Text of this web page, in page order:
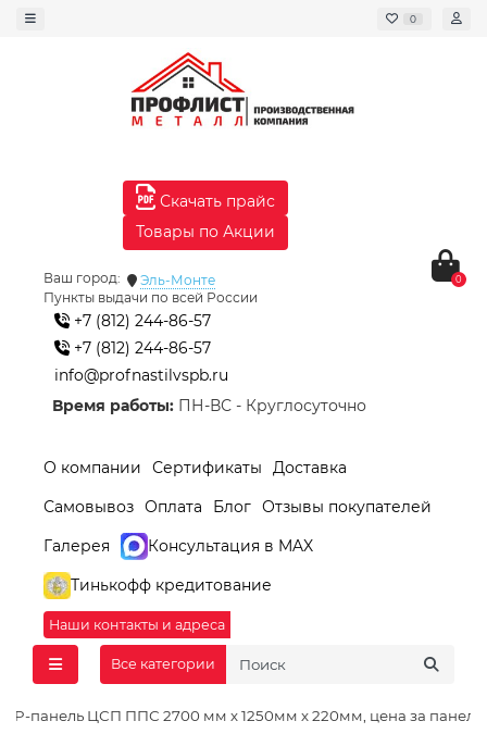
0
Скачать прайс
Товары по Акции
Ваш город:
Эль-Монте
Пункты выдачи по всей России
+7 (812) 244-86-57
+7 (812) 244-86-57
info@profnastilvspb.ru
Время работы: ПН-ВС - Круглосуточно
0
О компании Сертификаты
Доставка
Самовывоз Оплата Блог Отзывы покупателей
Галерея
Консультация в MAX
Тинькофф кредитование
Наши контакты и адреса
Все категории
SIP-панель ЦСП ППС 2700 мм х 1250мм х 220мм, цена за панель